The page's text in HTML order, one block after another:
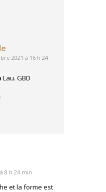
2021 à 16 h 24
GBD
8 h 24 min
et la forme est